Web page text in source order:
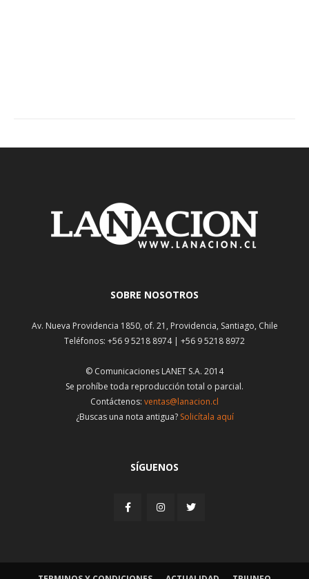
SOBRE NOSOTROS
Av. Nueva Providencia 1850, of. 21, Providencia, Santiago, Chile
Teléfonos: +56 9 5218 8974 | +56 9 5218 8972
© Comunicaciones LANET S.A. 2014
Se prohíbe toda reproducción total o parcial.
Contáctenos: ventas@lanacion.cl
¿Buscas una nota antigua? Solicítala aquí
SÍGUENOS